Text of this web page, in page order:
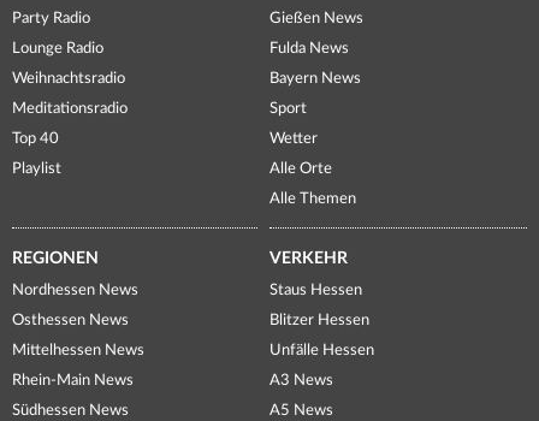
Party Radio
Lounge Radio
Weihnachtsradio
Meditationsradio
Top 40
Playlist
Gießen News
Fulda News
Bayern News
Sport
Wetter
Alle Orte
Alle Themen
REGIONEN
Nordhessen News
Osthessen News
Mittelhessen News
Rhein-Main News
Südhessen News
VERKEHR
Staus Hessen
Blitzer Hessen
Unfälle Hessen
A3 News
A5 News